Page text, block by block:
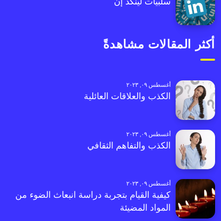
أكثر المقالات مشاهدةً
أغسطس ٠٩, ٢٠٢٣
الكذب والعلاقات العائلية
أغسطس ٠٩, ٢٠٢٣
الكذب والتفاهم الثقافي
أغسطس ٠٩, ٢٠٢٣
كيفية القيام بتجربة دراسة انبعاث الضوء من
المواد المضيئة